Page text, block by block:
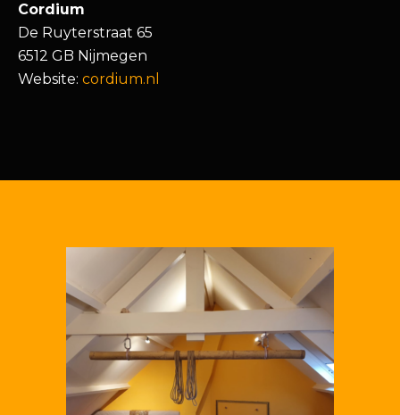
Cordium
De Ruyterstraat 65
6512 GB Nijmegen
Website: cordium.nl